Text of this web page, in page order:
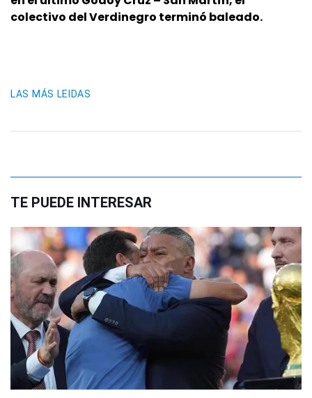
colectivo del Verdinegro terminó baleado.
LAS MÁS LEIDAS
TE PUEDE INTERESAR